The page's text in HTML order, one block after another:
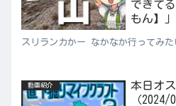
できて
もん】
スリランカかー なかなか行ってみ
動画紹介
本日オ
（